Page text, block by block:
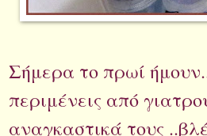
Σήμερα το πρωί
περιμένεις από
αναγκαστικά τους